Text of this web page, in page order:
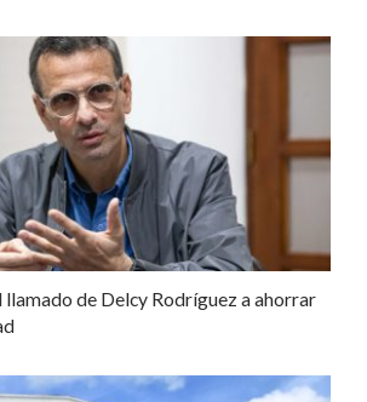
de Delcy Rodríguez a ahorrar